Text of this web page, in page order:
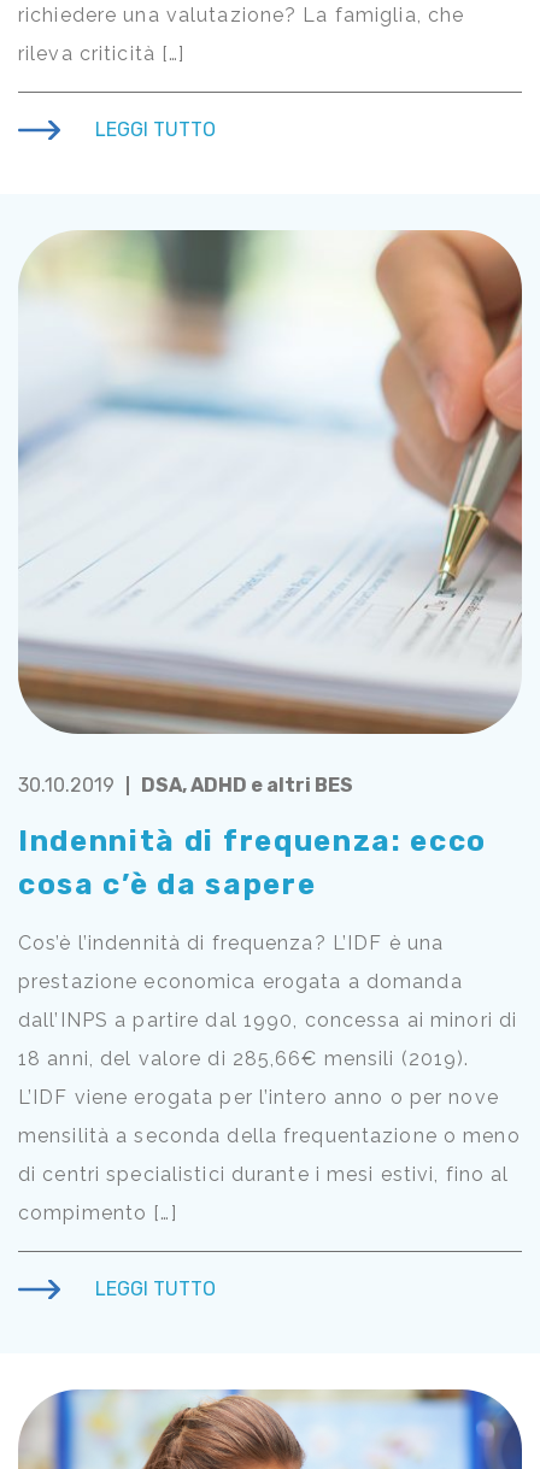
richiedere una valutazione? La famiglia, che
rileva criticità […]
LEGGI TUTTO
30.10.2019 DSA, ADHD e altri BES
Indennità di frequenza: ecco
cosa c’è da sapere
Cos’è l’indennità di frequenza? L’IDF è una
prestazione economica erogata a domanda
dall’INPS a partire dal 1990, concessa ai minori di
18 anni, del valore di 285,66€ mensili (2019).
L’IDF viene erogata per l’intero anno o per nove
mensilità a seconda della frequentazione o meno
di centri specialistici durante i mesi estivi, fino al
compimento […]
LEGGI TUTTO